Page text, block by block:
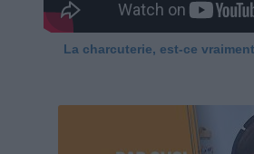
La charcuterie, est-ce